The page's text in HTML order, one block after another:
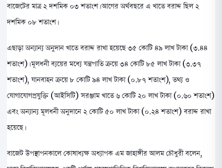
বাজেটের মাত্র ২ দশমিক ০৩ শতাংশ। আগের অর্থবছরে এ খাতে বরাদ্দ ছিল ২
দশমিক ০৮ শতাংশ।
এছাড়া অন্যান্য অনুদান খাতে বরাদ্দ রাখা হয়েছে ৩৫ কোটি ৪৯ লাখ টাকা (৩.৪৪
শতাংশ)। মূলধনী ব্যয়ের মধ্যে যন্ত্রপাতি ক্রয়ে ৩৪ কোটি ৮৫ লাখ টাকা (৩.৩৭
শতাংশ), যানবাহন ক্রয়ে ৮ কোটি ৯৪ লাখ টাকা (০.৮৭ শতাংশ), তথ্য ও
যোগাযোগপ্রযুক্তি (আইসিটি) সরঞ্জাম খাতে ৬ কোটি ২০ লাখ টাকা (০.৬০ শতাংশ)
এবং অন্যান্য মূলধনী অনুদানে ২ কোটি ৫০ লাখ টাকা (০.২৪ শতাংশ) বরাদ্দ রাখা
হয়েছে।
বাজেট উপস্থাপনকালে কোষাধ্যক্ষ অধ্যাপক এম জাহাঙ্গীর আলম চৌধুরী বলেন,